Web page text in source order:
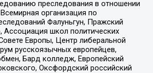
преследования в отношении
организация по
Фалуньгун, Пражский
Ассоциация школ политических
Европы, Центр либеральной
русскоязычных европейцев,
Бард колледж, Европейский
Оксфордский российский